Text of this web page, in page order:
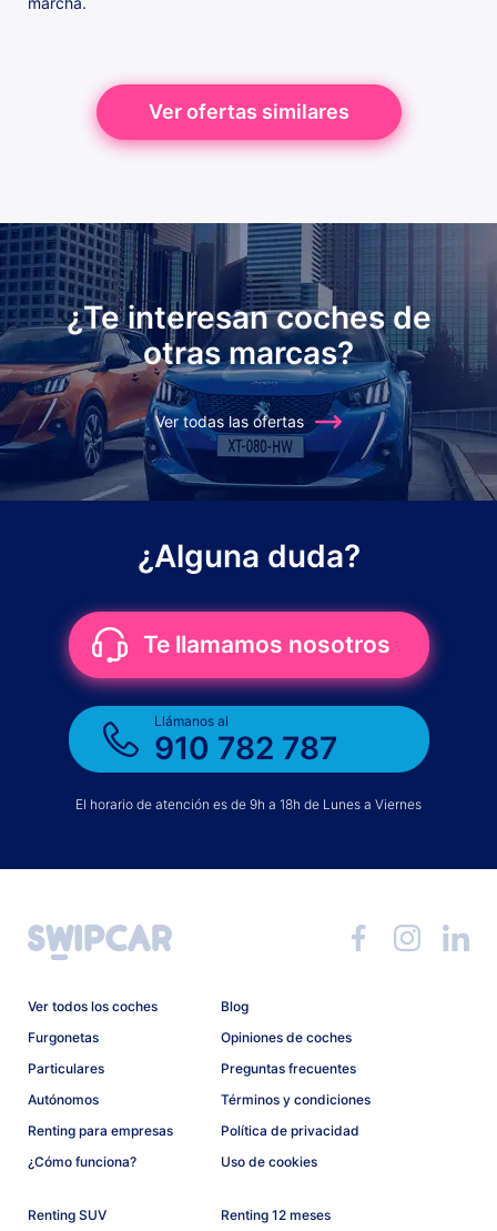
Ver ofertas similares
¿Te interesan coches de
otras marcas?
Ver todas las ofertas
¿Alguna duda?
Te llamamos nosotros
Llámanos al
910 782 787
El horario de atención es de 9h a 18h de Lunes a Viernes
Ver todos los coches
Furgonetas
Particulares
Autónomos
Renting para empresas
¿Cómo funciona?
Blog
Opiniones de coches
Preguntas frecuentes
Términos y condiciones
Política de privacidad
Uso de cookies
Renting SUV Renting 12 meses